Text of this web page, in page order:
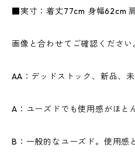
■実寸：着丈77cm 身幅62cm
画像と合わせてご確認ください
AA：デッドストック、新品、
A：ユーズドでも使用感がほと
B：一般的なユーズド。使用感